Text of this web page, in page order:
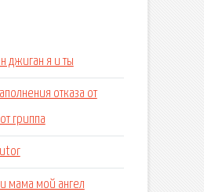
джиган я и ты
отказа от
гриппа
мама мой ангел